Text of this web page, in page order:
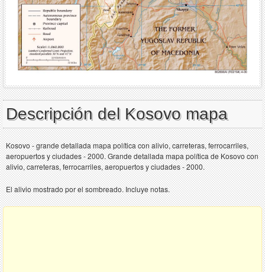
Descripción del Kosovo mapa
Kosovo - grande detallada mapa política con alivio, carreteras, ferrocarriles,
aeropuertos y ciudades - 2000. Grande detallada mapa política de Kosovo con
alivio, carreteras, ferrocarriles, aeropuertos y ciudades - 2000.
El alivio mostrado por el sombreado. Incluye notas.